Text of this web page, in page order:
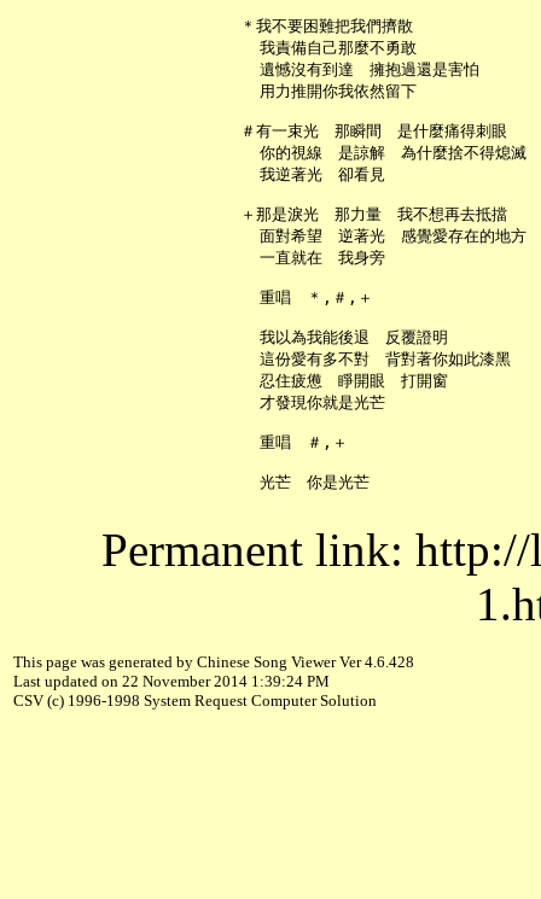
   ＊我不要困難把我們擠散
     我責備自己那麼不勇敢
     遺憾沒有到達　擁抱過還是害怕
     用力推開你我依然留下
   ＃有一束光　那瞬間　是什麼痛得刺眼
     你的視線　是諒解　為什麼捨不得熄滅
     我逆著光　卻看見
   ＋那是淚光　那力量　我不想再去抵擋
     面對希望　逆著光　感覺愛存在的地方
     一直就在　我身旁
     重唱　＊,＃,＋
     我以為我能後退　反覆證明
     這份愛有多不對　背對著你如此漆黑
     忍住疲憊　睜開眼　打開窗
     才發現你就是光芒
     重唱　＃,＋
Permanent link:
This page was generated by Chinese Song Viewer Ver 4.6.428
Last updated on 22 November 2014 1:39:24 PM
CSV (c) 1996-1998 System Request Computer Solution